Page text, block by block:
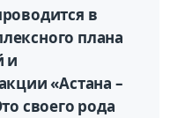
в
плана
и
«Астана –
своего рода